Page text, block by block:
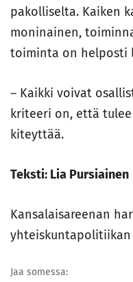
pakolliselta. Kaiken
moninainen,
toiminta on helposti
– Kaikki voivat
kriteeri on, että
kiteyttää.
Teksti: Lia Pursiainen
Kansalaisareenan
Jaa somessa: